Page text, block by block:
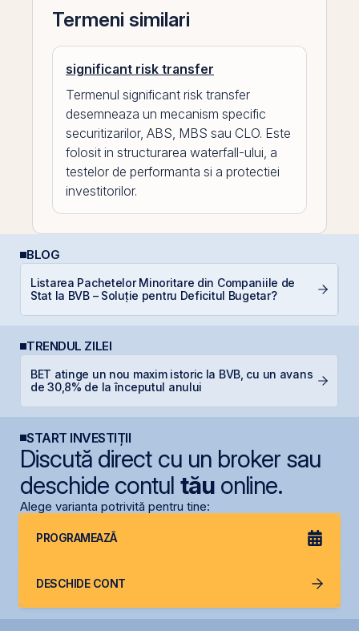
Termeni similari
significant risk transfer
Termenul significant risk transfer
desemneaza un mecanism specific
securitizarilor, ABS, MBS sau CLO. Este
folosit in structurarea waterfall-ului, a
testelor de performanta si a protectiei
investitorilor.
BLOG
Listarea Pachetelor Minoritare din Companiile de
Stat la BVB – Soluție pentru Deficitul Bugetar?
TRENDUL ZILEI
BET atinge un nou maxim istoric la BVB, cu un avans
de 30,8% de la începutul anului
START INVESTIȚII
Discută direct cu un broker sau
deschide contul tăuonline.
Alege varianta potrivită pentru tine:
PROGRAMEAZĂ
DESCHIDE CONT